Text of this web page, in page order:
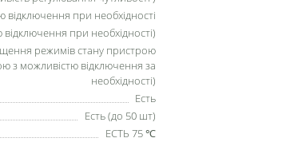
відключення при необхідності
при необхідності)
режимів стану пристрою
з можливістю відключення за
необхідності)
Есть
Есть (до 50 шт)
ЕСТЬ 75 ℃